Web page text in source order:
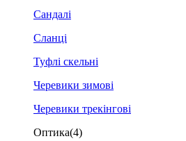
Сандалі
Сланці
Туфлі скельні
Черевики зимові
Черевики трекінгові
Оптика(4)